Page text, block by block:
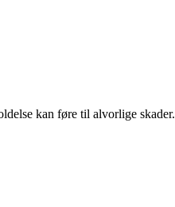
kan føre til alvorlige skader.